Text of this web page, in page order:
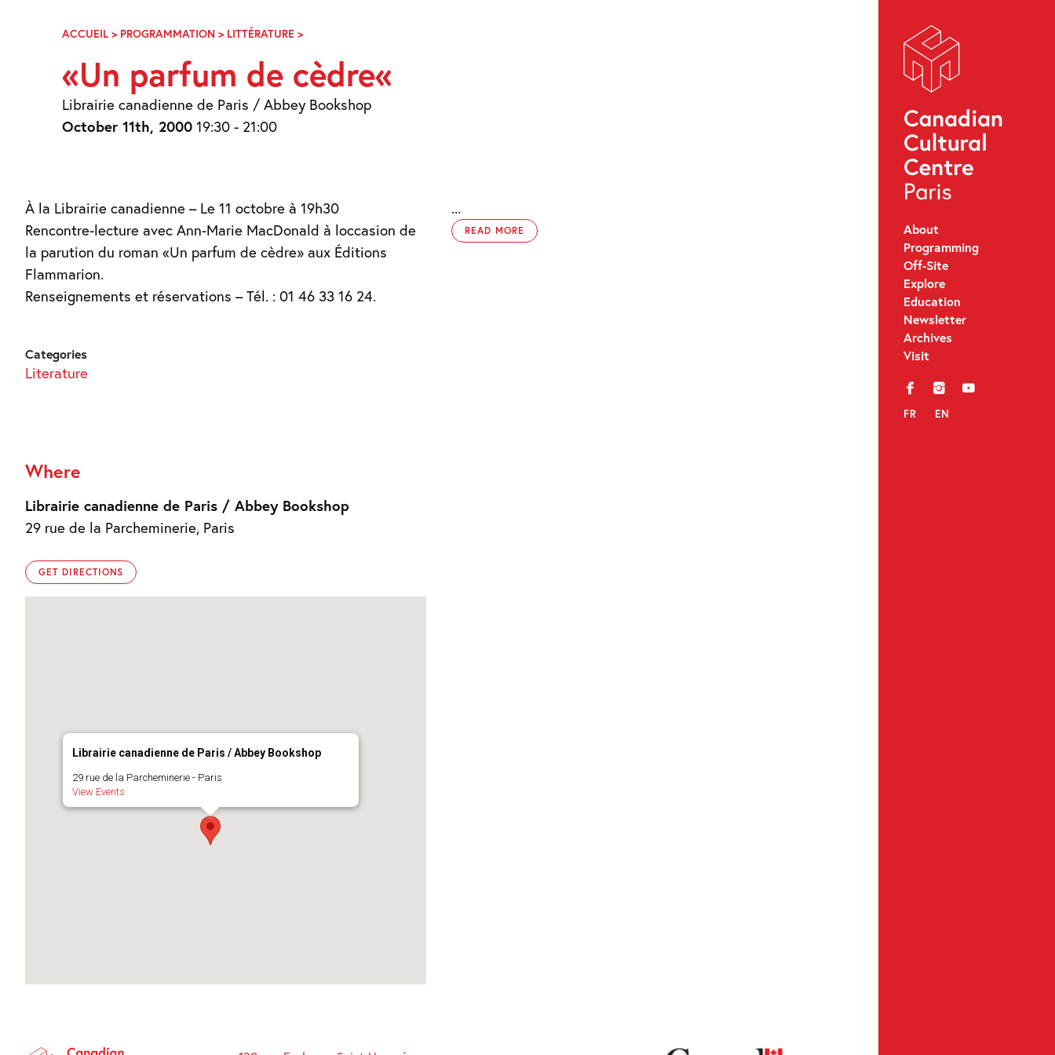
Navigation
About
Programming
Off-Site
Explore
Education
Newsletter
Archives
Visit
f i y
FR EN
ACCUEIL > PROGRAMMATION > LITTÉRATURE >UN
DE
CÈDRE
«Un parfum de cèdre«
Librairie canadienne de Paris / Abbey Bookshop
October 11th, 2000 19:30 - 21:00
À la Librairie canadienne – Le 11 octobre à 19h30
Rencontre-lecture avec Ann-Marie MacDonald à loccasion de
la parution du roman «Un parfum de cèdre» aux Éditions
Flammarion.
Renseignements et réservations – Tél. : 01 46 33 16 24.
...
READ MORE
Categories
Literature
Where
Librairie canadienne de Paris / Abbey Bookshop
29 rue de la Parcheminerie, Paris
GET DIRECTIONS
Librairie canadienne de Paris / Abbey Bookshop
29 rue de la Parcheminerie - Paris
View Events